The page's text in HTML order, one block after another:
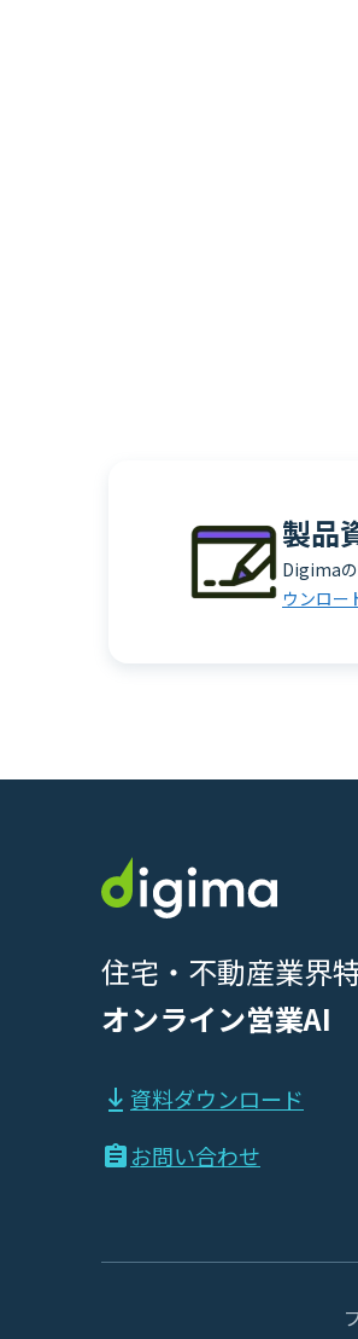
製品
Digimaの
ウンロー
住宅・不動産業界
オンライン営業AI
資料ダウンロード
お問い合わせ